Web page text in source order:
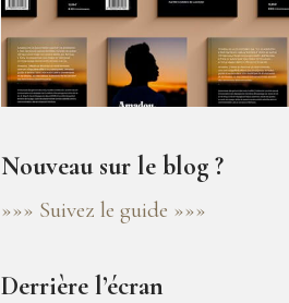
Nouveau sur le blog ?
»»» Suivez le guide »»»
Derrière l’écran